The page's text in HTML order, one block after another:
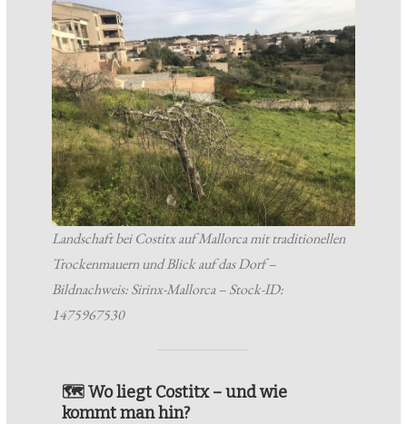
Landschaft bei Costitx auf Mallorca mit traditionellen
Trockenmauern und Blick auf das Dorf –
Bildnachweis: Sirinx-Mallorca – Stock-ID:
1475967530
🗺️ Wo liegt Costitx – und wie
kommt man hin?